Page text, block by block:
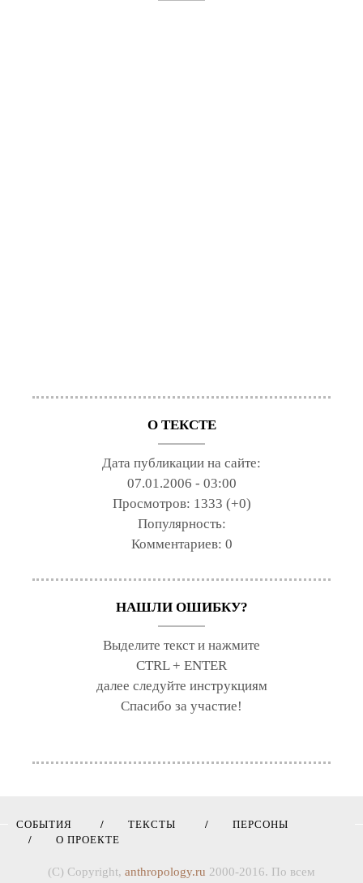
О ТЕКСТЕ
Дата публикации на сайте:
07.01.2006 - 03:00
Просмотров: 1333 (+0)
Популярность:
Комментариев: 0
НАШЛИ ОШИБКУ?
Выделите текст и нажмите
CTRL + ENTER
далее следуйте инструкциям
Спасибо за участие!
СОБЫТИЯ ТЕКСТЫ
ПЕРСОНЫ
О ПРОЕКТЕ
(C) Copyright, anthropology.ru 2000-2016. По всем